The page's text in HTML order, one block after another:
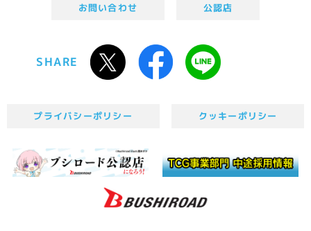
お問い合わせ 公認店
SHARE
プライバシーポリシー クッキーポリシー